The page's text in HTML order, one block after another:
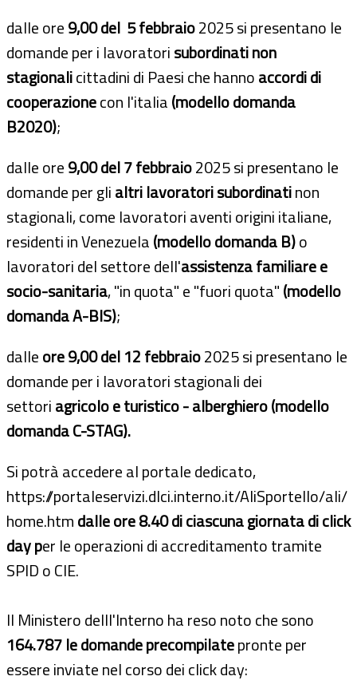
dalle ore9,00 del 5 febbraio2025 si presentano le
domande per i lavoratorisubordinati non
stagionalicittadini di Paesi che hannoaccordi di
cooperazionecon l'italia(modello domanda
B2020);
dalle ore9,00 del 7 febbraio2025 si presentano le
domande per glialtri lavoratori subordinatinon
stagionali, come lavoratori aventi origini italiane,
residenti in Venezuela(modello domanda B)o
lavoratori del settore dell'assistenza familiare e
socio-sanitaria, "in quota" e "fuori quota"(modello
domanda A-BIS);
dalleore 9,00 del 12 febbraio2025 si presentano le
domande per i lavoratori stagionali dei
settoriagricolo e turistico - alberghiero (modello
domanda C-STAG).
Si potrà accedere al portale dedicato,
https://portaleservizi.dlci.interno.it/AliSportello/ali/
home.htmdalle ore 8.40 di ciascuna giornata di click
day per le operazioni di accreditamento tramite
SPID o CIE.
Il Ministero delll'Interno ha reso noto che sono
164.787 le domande precompilatepronte per
essere inviate nel corso dei click day: